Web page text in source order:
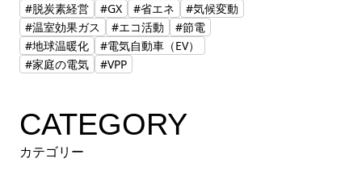
#脱炭素経営
#GX #省エネ
#気候変動
#温室効果ガス
#エコ活動
#節電
#地球温暖化
#電気自動車（EV）
#家庭の電気
#VPP
CATEGORY
カテゴリー